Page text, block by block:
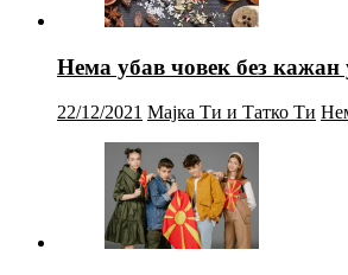
Нема убав човек без кажан
22/12/2021 Мајка Ти и Татко Ти